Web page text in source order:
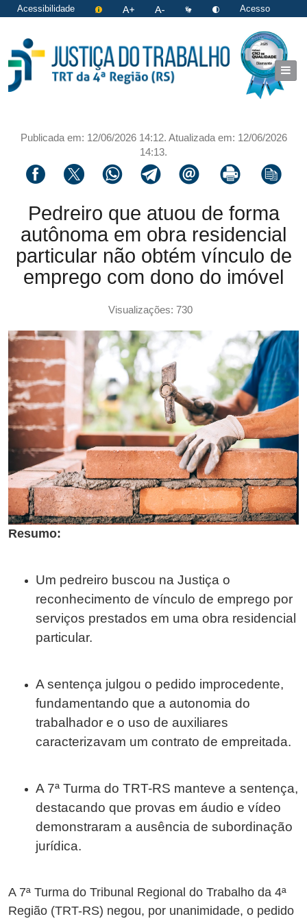
Acessibilidade
Acesso
Publicada em: 12/06/2026 14:12. Atualizada em: 12/06/2026
14:13.
Compartilhar via facebook
Compartilhar via twitter
Compartilhar via whatsapp
Compartilhar via telegram
Compartilhar via email
Imprimir a página
Copiar
Pedreiro que atuou de forma
autônoma em obra residencial
particular não obtém vínculo de
emprego com dono do imóvel
Visualizações: 730
Resumo:
Um pedreiro buscou na Justiça o
reconhecimento de vínculo de emprego por
serviços prestados em uma obra residencial
particular.
A sentença julgou o pedido improcedente,
fundamentando que a autonomia do
trabalhador e o uso de auxiliares
caracterizavam um contrato de empreitada.
A 7ª Turma do TRT-RS manteve a sentença,
destacando que provas em áudio e vídeo
demonstraram a ausência de subordinação
jurídica.
A 7ª Turma do Tribunal Regional do Trabalho da 4ª
Região (TRT-RS) negou, por unanimidade, o pedido